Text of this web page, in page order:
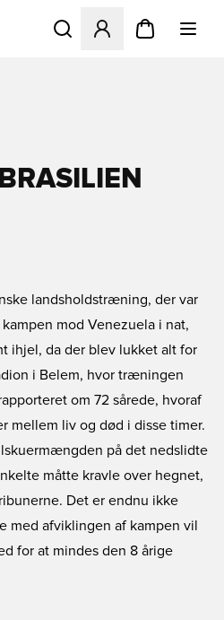
Åbner en Modal til at
landsholdstræning, der var
mod Venezuela i nat,
ihjel, da der blev lukket alt for
i Belem, hvor træningen
om 72 sårede, hvoraf
mellem liv og død i disse timer.
på det nedslidte
måtte kravle over hegnet,
Det er endnu ikke
med afviklingen af kampen vil
for at mindes den 8 årige